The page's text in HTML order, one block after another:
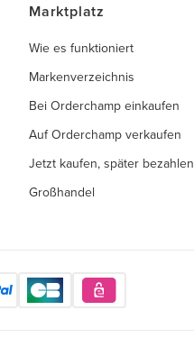
Marktplatz
Wie es funktioniert
Markenverzeichnis
Bei Orderchamp einkaufen
Auf Orderchamp verkaufen
Jetzt kaufen, später bezahlen
Großhandel